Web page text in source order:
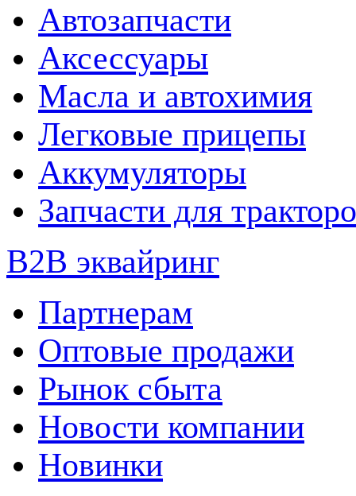
Автозапчасти
Аксессуары
Масла и автохимия
Легковые прицепы
Аккумуляторы
Запчасти для
B2B эквайринг
Партнерам
Оптовые продажи
Рынок сбыта
Новости компании
Новинки